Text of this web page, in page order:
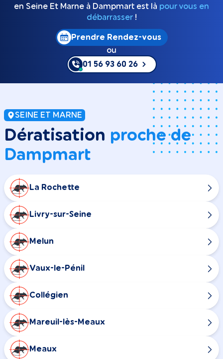
en Seine Et Marne à Dampmart est là pour vous en
débarrasser!
Prendre Rendez-vous
ou
01 56 93 60 26
SEINE ET MARNE
Dératisation proche de
Dampmart
La Rochette
Livry-sur-Seine
Melun
Vaux-le-Pénil
Collégien
Mareuil-lès-Meaux
Meaux